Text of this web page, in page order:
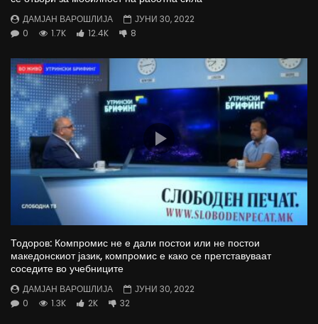
ДАМЈАН ВАРОШЛИЈА
ЈУНИ 30, 2022
0
1.7K 12.4K 8
Тодоров: Компромис не е дали постои или не постои
македонскиот јазик, компромис е како се претставуваат
соседите во учебниците
ДАМЈАН ВАРОШЛИЈА
ЈУНИ 30, 2022
0
1.3K 2K 32